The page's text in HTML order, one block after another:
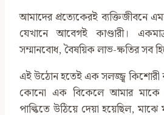
আমাদের প্রত‍্যেকেরই ব্যক্তিজীবনে
যেখানে আবেগই কাণ্ডারী।
সম্মানবোধ, বৈষয়িক লাভ-ক্ষতির সব
এই উঠোন হতেই এক সলজ্জ্ব কিশোরী
কোনো এক বিকেলে আমার মাকে
পাল্কিতে উঠিয়ে দেয়া হয়েছিল,